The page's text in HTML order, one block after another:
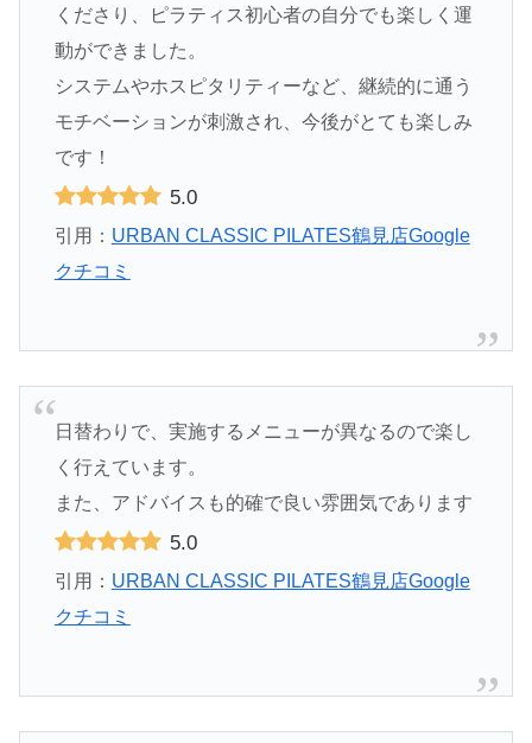
くださり、ピラティス初心者の自分でも楽しく運
動ができました。
システムやホスピタリティーなど、継続的に通う
モチベーションが刺激され、今後がとても楽しみ
です！
5.0
引用： URBAN CLASSIC PILATES鶴見店Google
クチコミ
日替わりで、実施するメニューが異なるので楽し
く行えています。
また、アドバイスも的確で良い雰囲気であります
5.0
引用： URBAN CLASSIC PILATES鶴見店Google
クチコミ